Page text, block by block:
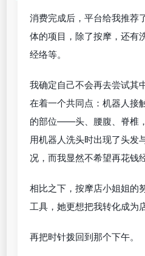
消费完成后，平台给我推荐
体的项目，除了按摩，还有
经络等。
我确定自己不会再去尝试其
在着一个共同点：机器人接
的部位——头、腰腹、脊椎
用机器人洗头时出现了头发
况，而我显然不希望再花钱
相比之下，按摩店小姐姐的
工具，她更想把我转化成为
再把时针拨回到那个下午。